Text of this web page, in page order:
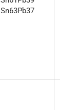
Sn63Pb37